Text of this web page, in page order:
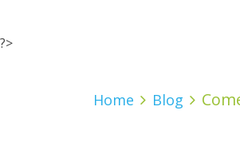
?>
Home Blog